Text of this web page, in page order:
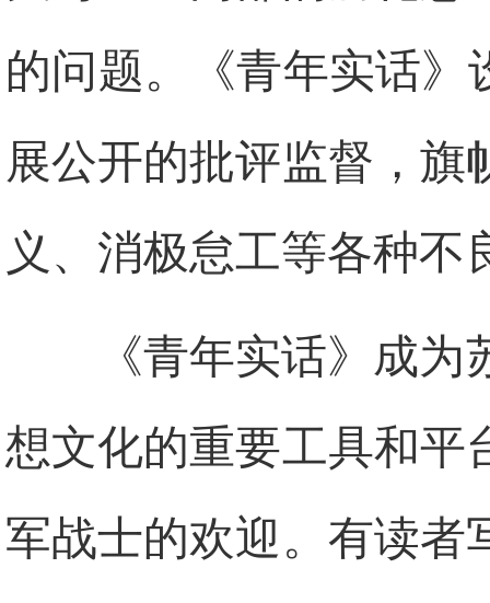
的问题。《青年实话》
展公开的批评监督，旗
义、消极怠工等各种不
《青年实话》成
想文化的重要工具和平
军战士的欢迎。有读者